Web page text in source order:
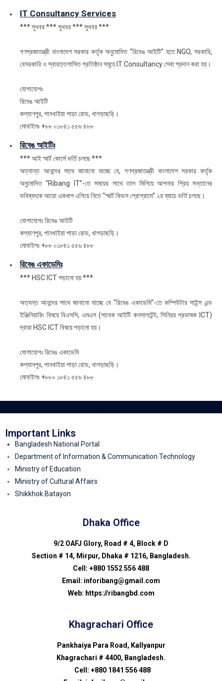
IT Consultancy Services
*** সুখবর *** সুখবর *** সুখবর ***
গণপ্রজাতন্ত্রী বাংলাদেশ সরকার কর্তৃক অনুমোদিত “রিবেঙ আইটি” হতে NGO, সরকারি,
বেসরকারি ও স্বায়ত্তশাসিত প্রতিষ্ঠান সমূহে IT Consultancy সেবা প্রদান করা হয়।
যোগাযোগঃ
রিবেঙ আইটি
কল্যাণপুর, পানখাইয়া পাড়া রোড, খাগড়াছড়ি।
মোবাইলঃ +৮৮ ০১৮৪১ ৫৫৬ ৪৮৮
রিবেঙ আইটিঃ
*** আই স্মার্ট কোর্সে ভর্তি চলছে ***
অত্যান্ত আনন্দের সাথে জানানো যাচ্ছে যে, গণপ্রজাতন্ত্রী বাংলাদেশ সরকার কর্তৃক
অনুমোদিত “Ribang IT”-তে সময়ের সাথে তাল মিলিয়ে আপনার প্রিয় সন্তানের
ভবিষ্যৎকে আরো একধাপ এগিয়ে নিতে “স্মার্ট কিডস প্রোগ্রামে” ২য় ব্যাচে ভর্তি চলছে।
যোগাযোগঃ রিবেঙ আইটি
কল্যাণপুর, পানখাইয়া পাড়া রোড, খাগড়াছড়ি।
মোবাইলঃ +৮৮ ০১৮৪১ ৫৫৬ ৪৮৮
রিবেঙ একাডেমিঃ
*** HSC ICT পড়ানো হয় ***
অত্যন্ত আনন্দের সাথে জানানো যাচ্ছে যে ‘‘রিবেঙ একাডেমি”-তে কম্পিউটার সাইন্স এন্ড
ইঞ্জিনিয়ারিং বিষয়ে বিএসসি, এমএস (সাবেক আইটি কনসালটেন্ট, সিনিয়র প্রভাষক ICT)
দ্বারা HSC ICT বিষয়ে পড়ানো হয়।
যোগাযোগঃ রিবেঙ একাডেমি
কল্যানপুর, পানখাইয়া পাড়া রোড, খাগড়াছড়ি।
মোবাইলঃ +৮৮০ ১৮৪১ ৫৫৬ ৪৮৮
Important Links
Bangladesh National Portal
Department of Information & Communication Technology
Ministry of Education
Ministry of Cultural Affairs
Shikkhok Batayon
Dhaka Office
9/2 OAFJ Glory, Road # 4, Block # D
Section # 14, Mirpur, Dhaka # 1216, Bangladesh.
Cell: +880 1552 556 488
Email: inforibang@gmail.com
Web: https://ribangbd.com
Khagrachari Office
Pankhaiya Para Road, Kallyanpur
Khagrachari # 4400, Bangladesh.
Cell: +880 1841 556 488